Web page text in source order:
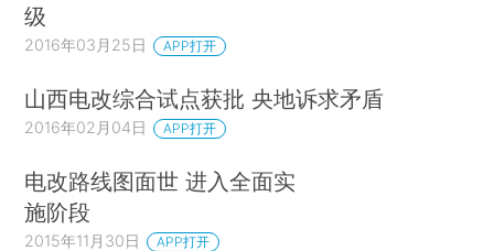
级
2016年03月25日 APP打开
山西电改综合试点获批 央地诉求矛盾
2016年02月04日 APP打开
电改路线图面世 进入全面实
施阶段
2015年11月30日 APP打开